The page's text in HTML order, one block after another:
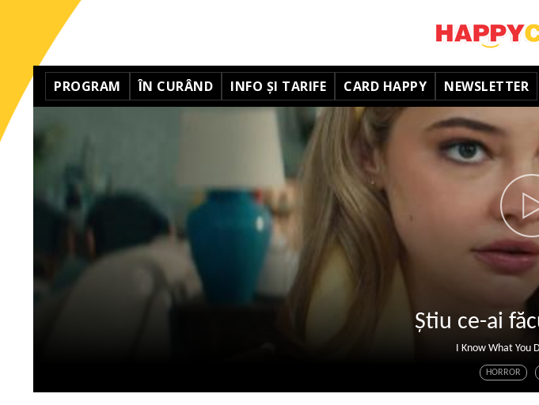
PROGRAM ÎN CURÂND INFO ȘI TARIFE CARD HAPPY NEWSLETTER
Știu ce-ai
I Know What You
HORROR